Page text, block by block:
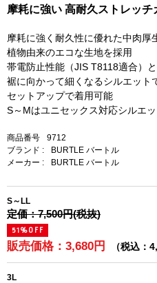
摩耗に強い 高耐久ストレッチ
摩耗に強く耐久性に優れた中肉厚
植物由来のエコな生地を採用
帯電防止性能（JIS T8118適合）
裾に向かって細くなるシルエット
セットアップで着用可能
S～Mはユニセックス対応シルエ
商品番号
9712
ブランド :
BURTLE バートル
メーカー :
BURTLE バートル
S～LL
定価：7,500円(税抜)
51%OFF
販売価格：3,680円 （税込：
3L